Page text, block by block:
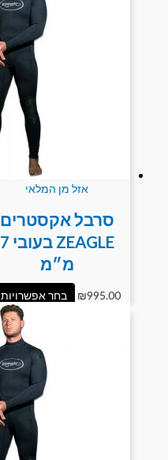
אזל מן המלאי
סרבל אקסטרים
ZEAGLE בעובי 7
מ״מ
₪995.00 בחר אפשרויות